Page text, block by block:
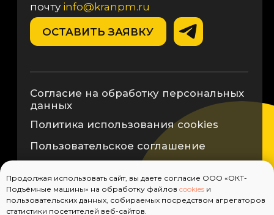
Продолжая использовать сайт, вы даете согласие ООО «ОКТ-
Подъёмные машины» на обработку файлов cookies и
пользовательских данных, собираемых посредством агрегаторов
статистики посетителей веб-сайтов.